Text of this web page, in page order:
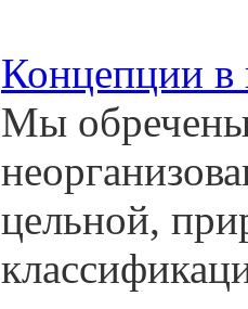
Концепции в
Мы обречены
цельной,